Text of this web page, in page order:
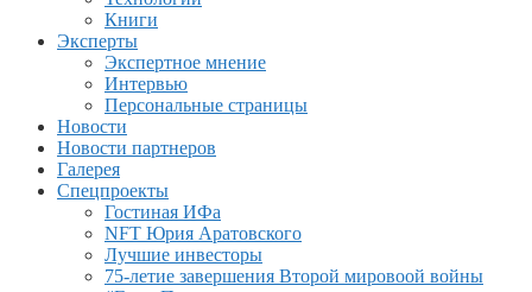
Книги
Эксперты
Экспертное мнение
Интервью
Персональные страницы
Новости
Новости партнеров
Галерея
Спецпроекты
Гостиная ИФа
NFT Юрия Аратовского
Лучшие инвесторы
75-летие завершения Второй мировоой войны